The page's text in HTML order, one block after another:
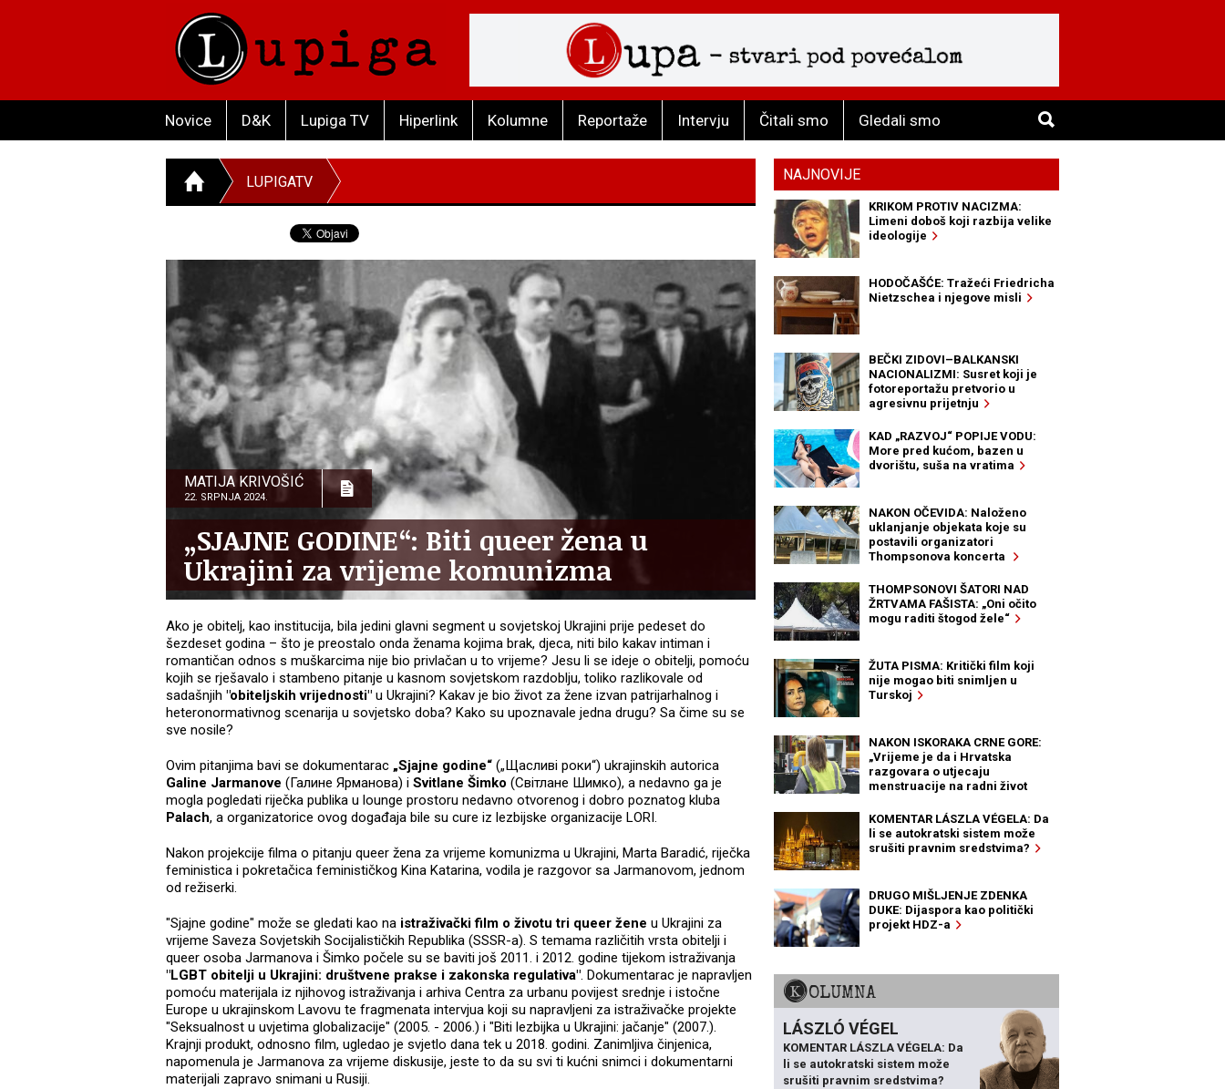
Novice D&K Lupiga TV Hiperlink Kolumne Reportaže Intervju Čitali smo Gledali smo
LUPIGATV
MATIJA KRIVOŠIĆ
22. SRPNJA 2024.
„SJAJNE GODINE“: Biti queer žena u
Ukrajini za vrijeme komunizma
Ako je obitelj, kao institucija, bila jedini glavni segment u sovjetskoj Ukrajini prije pedeset do
šezdeset godina – što je preostalo onda ženama kojima brak, djeca, niti bilo kakav intiman i
romantičan odnos s muškarcima nije bio privlačan u to vrijeme? Jesu li se ideje o obitelji, pomoću
kojih se rješavalo i stambeno pitanje u kasnom sovjetskom razdoblju, toliko razlikovale od
sadašnjih "obiteljskih vrijednosti" u Ukrajini? Kakav je bio život za žene izvan patrijarhalnog i
heteronormativnog scenarija u sovjetsko doba? Kako su upoznavale jedna drugu? Sa čime su se
sve nosile?
Ovim pitanjima bavi se dokumentarac „Sjajne godine“ („Щасливі роки“) ukrajinskih autorica
Galine Jarmanove (Галинe Ярманова) i Svitlane Šimko (Світланe Шимко), a nedavno ga je
mogla pogledati riječka publika u lounge prostoru nedavno otvorenog i dobro poznatog kluba
Palach, a organizatorice ovog događaja bile su cure iz lezbijske organizacije LORI.
Nakon projekcije filma o pitanju queer žena za vrijeme komunizma u Ukrajini, Marta Baradić, riječka
feministica i pokretačica feminističkog Kina Katarina, vodila je razgovor sa Jarmanovom, jednom
od režiserki.
"Sjajne godine" može se gledati kao na istraživački film o životu tri queer žene u Ukrajini za
vrijeme Saveza Sovjetskih Socijalističkih Republika (SSSR-a). S temama različitih vrsta obitelji i
queer osoba Jarmanova i Šimko počele su se baviti još 2011. i 2012. godine tijekom istraživanja
"LGBT obitelji u Ukrajini: društvene prakse i zakonska regulativa". Dokumentarac je napravljen
pomoću materijala iz njihovog istraživanja i arhiva Centra za urbanu povijest srednje i istočne
Europe u ukrajinskom Lavovu te fragmenata intervjua koji su napravljeni za istraživačke projekte
"Seksualnost u uvjetima globalizacije" (2005. - 2006.) i "Biti lezbijka u Ukrajini: jačanje" (2007.).
Krajnji produkt, odnosno film, ugledao je svjetlo dana tek u 2018. godini. Zanimljiva činjenica,
napomenula je Jarmanova za vrijeme diskusije, jeste to da su svi ti kućni snimci i dokumentarni
materijali zapravo snimani u Rusiji.
NAJNOVIJE
KRIKOM PROTIV NACIZMA:
Limeni doboš koji razbija velike
ideologije
HODOČAŠĆE: Tražeći Friedricha
Nietzschea i njegove misli
BEČKI ZIDOVI–BALKANSKI
NACIONALIZMI: Susret koji je
fotoreportažu pretvorio u
agresivnu prijetnju
KAD „RAZVOJ“ POPIJE VODU:
More pred kućom, bazen u
dvorištu, suša na vratima
NAKON OČEVIDA: Naloženo
uklanjanje objekata koje su
postavili organizatori
Thompsonova koncerta
THOMPSONOVI ŠATORI NAD
ŽRTVAMA FAŠISTA: „Oni očito
mogu raditi štogod žele“
ŽUTA PISMA: Kritički film koji
nije mogao biti snimljen u
Turskoj
NAKON ISKORAKA CRNE GORE:
„Vrijeme je da i Hrvatska
razgovara o utjecaju
menstruacije na radni život
KOMENTAR LÁSZLA VÉGELA: Da
li se autokratski sistem može
srušiti pravnim sredstvima?
DRUGO MIŠLJENJE ZDENKA
DUKE: Dijaspora kao politički
projekt HDZ-a
KOLUMNA
LÁSZLÓ VÉGEL
KOMENTAR LÁSZLA VÉGELA: Da
li se autokratski sistem može
srušiti pravnim sredstvima?